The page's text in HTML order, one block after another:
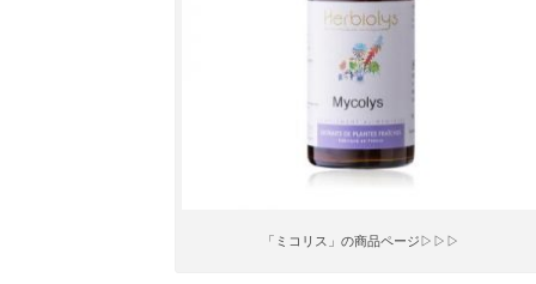
「ミコリス」の商品ページ▷▷▷